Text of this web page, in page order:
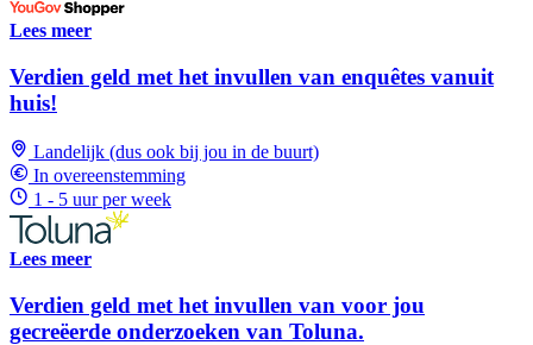
Lees meer
Verdien geld met het invullen van enquêtes vanuit
huis!
Landelijk (dus ook bij jou in de buurt)
In overeenstemming
1 - 5 uur per week
Lees meer
Verdien geld met het invullen van voor jou
gecreëerde onderzoeken van Toluna.